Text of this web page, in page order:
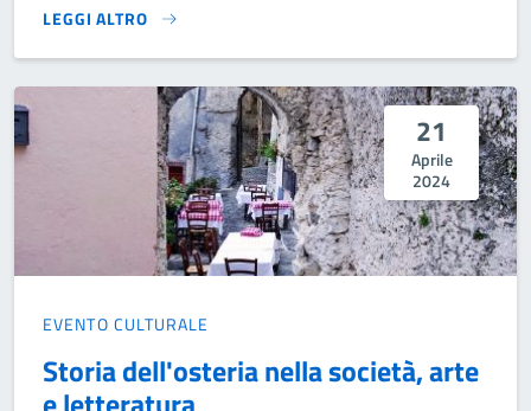
LEGGI ALTRO
FUOCO, FERRO, CARNI E GUERRIERI}
21
Aprile
2024
EVENTO CULTURALE
Storia dell'osteria nella società, arte